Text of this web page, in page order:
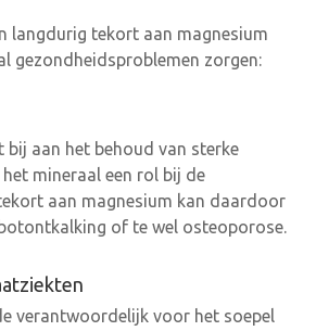
langdurig tekort aan magnesium
gezondheidsproblemen zorgen:
bij aan het behoud van sterke
mineraal een rol bij de
aan magnesium kan daardoor
of te wel osteoporose.
verantwoordelijk voor het soepel